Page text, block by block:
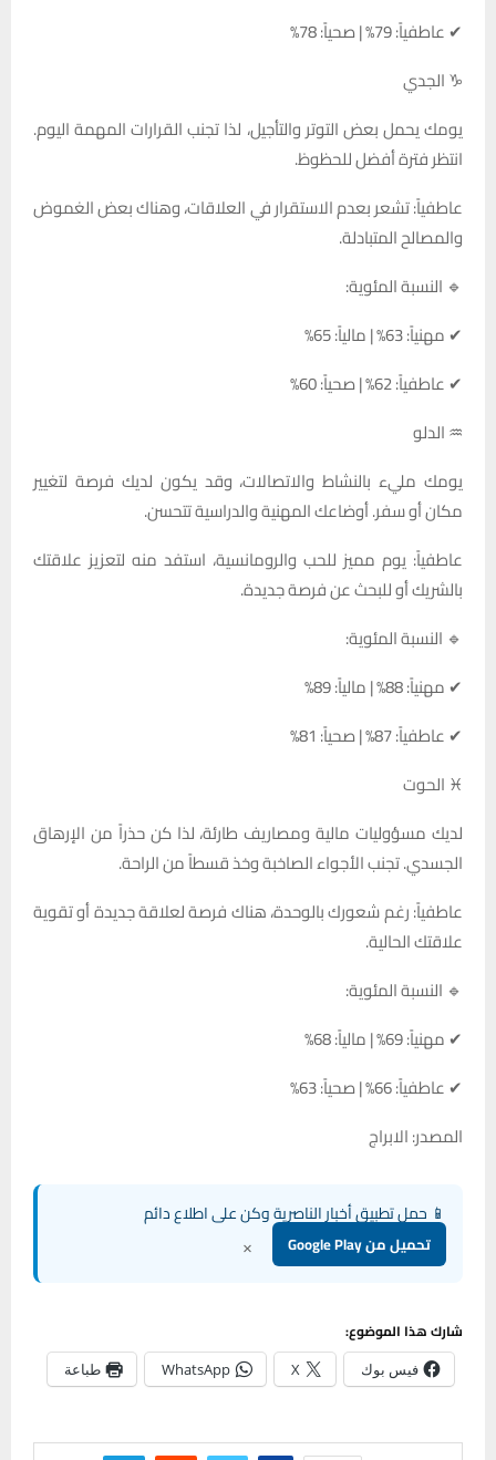
✔ عاطفياً: 79% | صحياً: 78%
♑ الجدي
يومك يحمل بعض التوتر والتأجيل، لذا تجنب القرارات المهمة اليوم.
انتظر فترة أفضل للحظوظ.
عاطفياً: تشعر بعدم الاستقرار في العلاقات، وهناك بعض الغموض
والمصالح المتبادلة.
🔹 النسبة المئوية:
✔ مهنياً: 63% | مالياً: 65%
✔ عاطفياً: 62% | صحياً: 60%
♒ الدلو
يومك مليء بالنشاط والاتصالات، وقد يكون لديك فرصة لتغيير
مكان أو سفر. أوضاعك المهنية والدراسية تتحسن.
عاطفياً: يوم مميز للحب والرومانسية، استفد منه لتعزيز علاقتك
بالشريك أو للبحث عن فرصة جديدة.
🔹 النسبة المئوية:
✔ مهنياً: 88% | مالياً: 89%
✔ عاطفياً: 87% | صحياً: 81%
♓ الحوت
لديك مسؤوليات مالية ومصاريف طارئة، لذا كن حذراً من الإرهاق
الجسدي. تجنب الأجواء الصاخبة وخذ قسطاً من الراحة.
عاطفياً: رغم شعورك بالوحدة، هناك فرصة لعلاقة جديدة أو تقوية
علاقتك الحالية.
🔹 النسبة المئوية:
✔ مهنياً: 69% | مالياً: 68%
✔ عاطفياً: 66% | صحياً: 63%
المصدر: الابراج
📱 حمل تطبيق أخبار الناصرية وكن على اطلاع دائم
تحميل من Google Play ×
شارك هذا الموضوع:
فيس بوك X
WhatsApp طباعة